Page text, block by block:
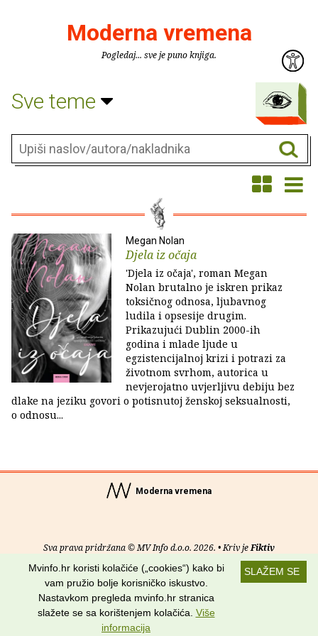
Moderna vremena
Pogledaj... sve je puno knjiga.
Sve teme
Megan Nolan
Djela iz očaja
'Djela iz očaja', roman Megan
Nolan brutalno je iskren prikaz
toksičnog odnosa, ljubavnog
ludila i opsesije drugim.
Prikazujući Dublin 2000-ih
godina i mlade ljude u
egzistencijalnoj krizi i potrazi za
životnom svrhom, autorica u
nevjerojatno uvjerljivu debiju bez
dlake na jeziku govori o potisnutoj ženskoj seksualnosti,
o odnosu...
Moderna vremena
Sva prava pridržana © MV Info d.o.o. 2026. • Kriv jeFiktiv
Uvjeti korištenja RSS kanali
Potraži nas na:
SLAŽEM SE
Mvinfo.hr koristi kolačiće („cookies“) kako bi
vam pružio bolje korisničko iskustvo.
Nastavkom pregleda mvinfo.hr stranica
slažete se sa korištenjem kolačića. Više
informacija